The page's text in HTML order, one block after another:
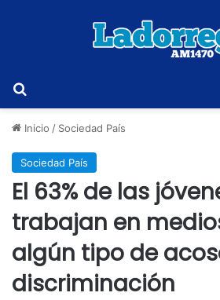
Inicio / Sociedad País
Sociedad País
El 63% de las
trabajan en
algún tipo de
discriminación